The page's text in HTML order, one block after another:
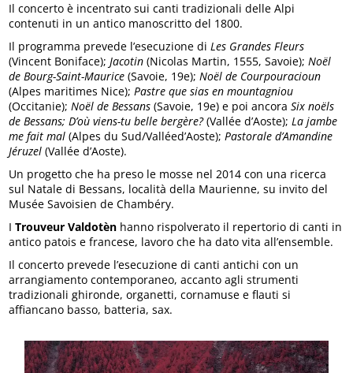
Il concerto è incentrato sui canti tradizionali delle Alpi
contenuti in un antico manoscritto del 1800.
Il programma prevede l’esecuzione diLes Grandes Fleurs
(Vincent Boniface);Jacotin (Nicolas Martin, 1555, Savoie);Noël
de Bourg-Saint-Maurice (Savoie, 19e);Noël de Courpouracioun
(Alpes maritimes Nice);Pastre que sias en mountagniou
(Occitanie);Noël de Bessans (Savoie, 19e) e poi ancoraSix noëls
de Bessans; D’où viens-tu belle bergère?(Vallée d’Aoste);La jambe
me fait mal (Alpes du Sud/Valléed’Aoste);Pastorale d’Amandine
Jéruzel (Vallée d’Aoste).
Un progetto che ha preso le mosse nel 2014 con una ricerca
sul Natale di Bessans, località della Maurienne, su invito del
Musée Savoisien de Chambéry.
I Trouveur Valdotèn hanno rispolverato il repertorio di canti in
antico patois e francese, lavoro che ha dato vita all’ensemble.
Il concerto prevede l’esecuzione di canti antichi con un
arrangiamento contemporaneo, accanto agli strumenti
tradizionali ghironde, organetti, cornamuse e flauti si
affiancano basso, batteria, sax.